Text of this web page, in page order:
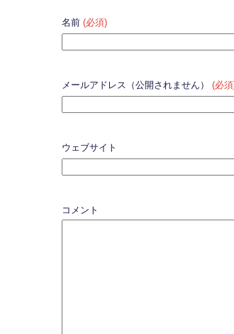
名前 (必須)
メールアドレス（公開されません） (必
ウェブサイト
コメント